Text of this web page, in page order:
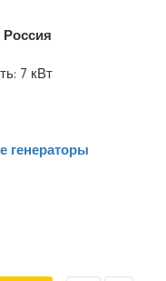
Россия
7 кВт
генераторы